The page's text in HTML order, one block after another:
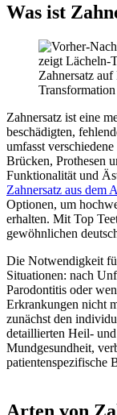
Was ist
Zahnersatz
Zahnersatz ist eine
beschädigten,
umfasst
Brücken, Prothesen
Funktionalität und
Zahnersatz aus dem
Optionen, um
erhalten. Mit Top
gewöhnlichen
Die Notwendigkeit
Situationen: nach
Parodontitis oder
Erkrankungen nicht
zunächst den
detaillierten Heil-
Mundgesundheit,
patientenspezifische